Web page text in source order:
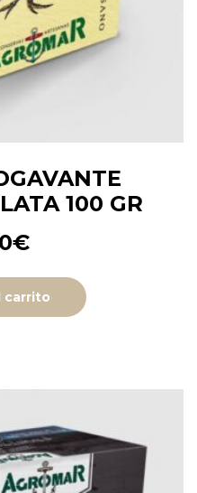
100 GR
€
carrito